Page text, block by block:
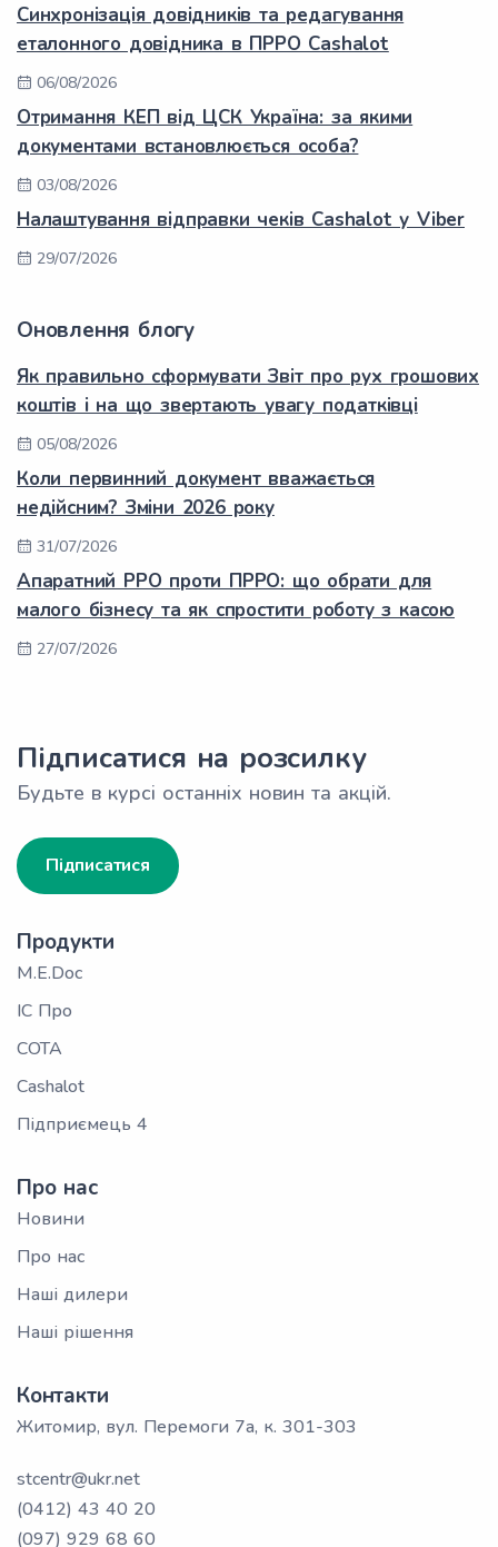
Синхронізація довідників та редагування
еталонного довідника в ПРРО Cashalot
06/08/2026
Отримання КЕП від ЦСК Україна: за якими
документами встановлюється особа?
03/08/2026
Налаштування відправки чеків Cashalot у Viber
29/07/2026
Оновлення блогу
Як правильно сформувати Звіт про рух грошових
коштів і на що звертають увагу податківці
05/08/2026
Коли первинний документ вважається
недійсним? Зміни 2026 року
31/07/2026
Апаратний РРО проти ПРРО: що обрати для
малого бізнесу та як спростити роботу з касою
27/07/2026
Підписатися на розсилку
Будьте в курсі останніх новин та акцій.
Підписатися
Продукти
M.E.Doc
ІС Про
СОТА
Cashalot
Підприємець 4
Про нас
Новини
Про нас
Наші дилери
Наші рішення
Контакти
Житомир, вул. Перемоги 7а, к. 301-303
stcentr@ukr.net
(0412) 43 40 20
(097) 929 68 60